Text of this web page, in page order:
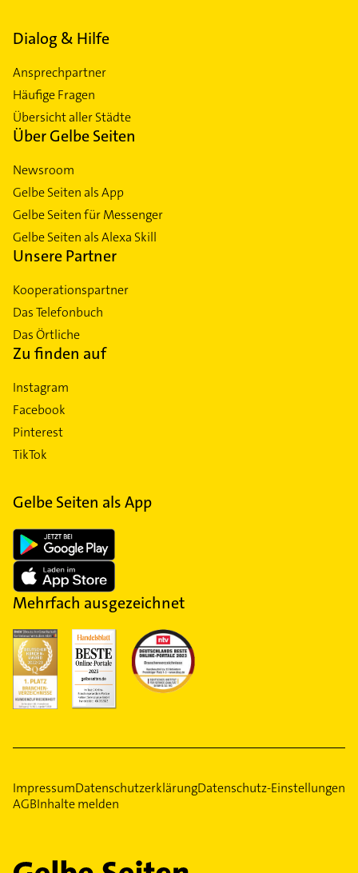
Dialog & Hilfe
Ansprechpartner
Häufige Fragen
Übersicht aller Städte
Über Gelbe Seiten
Newsroom
Gelbe Seiten als App
Gelbe Seiten für Messenger
Gelbe Seiten als Alexa Skill
Unsere Partner
Kooperationspartner
Das Telefonbuch
Das Örtliche
Zu finden auf
Instagram
Facebook
Pinterest
TikTok
Gelbe Seiten als App
Mehrfach ausgezeichnet
ImpressumDatenschutzerklärungDatenschutz-Einstellungen
AGBInhalte melden